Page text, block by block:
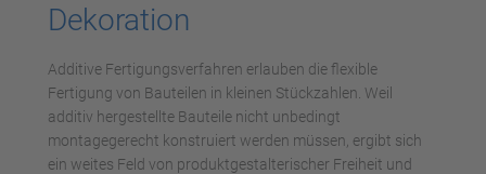
Dekoration
Additive Fertigungsverfahren erlauben die flexible
Fertigung von Bauteilen in kleinen Stückzahlen. Weil
additiv hergestellte Bauteile nicht unbedingt
montagegerecht konstruiert werden müssen, ergibt sich
ein weites Feld von produktgestalterischer Freiheit und